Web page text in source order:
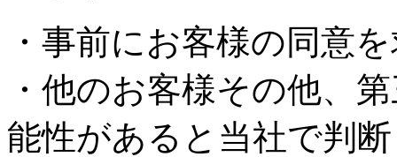
・事前にお客様の同意
・他のお客様その他、
能性があると当社で判